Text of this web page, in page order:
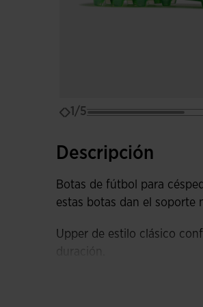
1/5
Descripción
Botas de fútbol para
estas botas dan el soporte
Upper de estilo clásico
Incorporan el sistema